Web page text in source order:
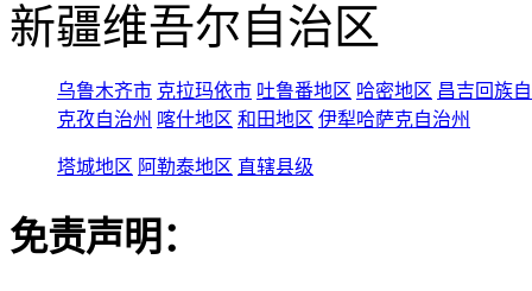
新疆维吾尔自治区
乌鲁木齐市 克拉玛依市 吐鲁番地区 哈密地区 昌吉回族
克孜自治州 喀什地区 和田地区 伊犁哈萨克自治州
塔城地区 阿勒泰地区 直辖县级
免责声明：